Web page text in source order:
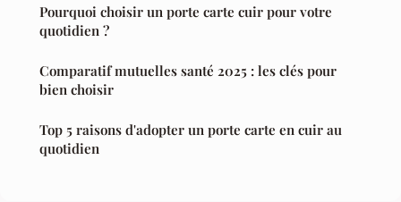
Pourquoi choisir un porte carte cuir pour votre
quotidien ?
Comparatif mutuelles santé 2025 : les clés pour
bien choisir
Top 5 raisons d'adopter un porte carte en cuir au
quotidien